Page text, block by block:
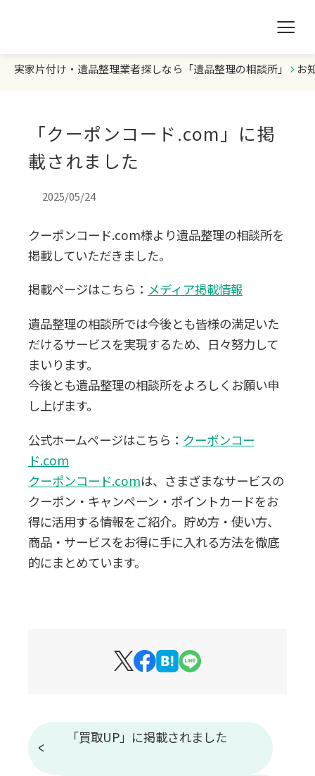
0120-20-1349
受付 8:30～17:30
遺品整理の相談所TOP
ランキング
初めての方へ
豆知識
お急ぎの方はこちら
実家片付け・遺品整理業者探しなら「遺品整理の相談所」 お
「クーポンコード.com」に掲
載されました
2025/05/24
クーポンコード.com様より遺品整理の相談所を
掲載していただきました。
掲載ページはこちら： メディア掲載情報
遺品整理の相談所では今後とも皆様の満足いた
だけるサービスを実現するため、日々努力して
まいります。
今後とも遺品整理の相談所をよろしくお願い申
し上げます。
公式ホームページはこちら： クーポンコー
ド.com
クーポンコード.comは、 さまざまなサービスの
クーポン・キャンペーン・ ポイントカードをお
得に活用する情報をご紹介。貯め方・使い方、
商品・ サービスをお得に手に入れる方法を徹底
的にまとめています。
「買取UP」に掲載されました